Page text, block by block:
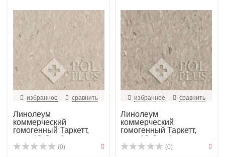
избранное сравнить
Линолеум
коммерческий
гомогенный Таркетт,
колл. iQ Granit...
(0)
избранное сравнить
Линолеум
коммерческий
гомогенный Таркетт,
колл. iQ Granit...
(0)